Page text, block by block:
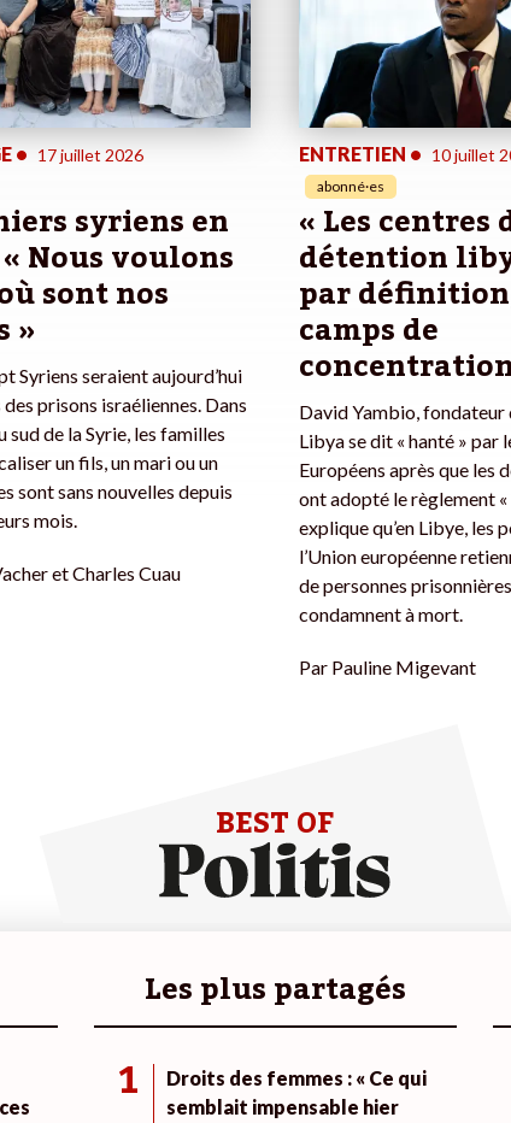
• 17 juillet 2026
syriens en
Nous voulons
sont nos
»
Syriens seraient aujourd’hui
prisons israéliennes. Dans
sud de la Syrie, les familles
un fils, un mari ou un
sont sans nouvelles depuis
mois.
et Charles Cuau
ENTRETIEN • 10 juillet
abonné·es
« Les centres
détention
par
camps de
David Yambio, fondateur
Libya se dit « hanté » par
Européens après que les
ont adopté le règlement «
explique qu’en Libye, les
l’Union européenne
de personnes
condamnent à mort.
Par Pauline Migevant
BEST OF
Les plus partagés
1
Droits des femmes : « Ce qui
semblait impensable hier